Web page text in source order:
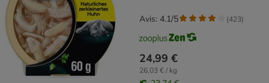
24,99 €
26,03 € / kg
Avis: 4.1/5 (423)